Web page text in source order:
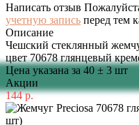
Написать отзыв
учетную запись перед тем
Описание
Чешский стеклянный
цвет 70678 глянцевый
Цена указана за 40 ± 3 шт
Акции
144 р.